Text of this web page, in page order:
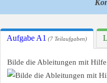
Aufgabe A1 (7 Teilaufgaben)
Bilde die Ableitungen mit